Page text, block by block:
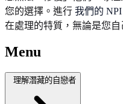
您的選擇。進行 我們的
在處理的特質，無論是您自
Menu
理解潛藏的自戀者